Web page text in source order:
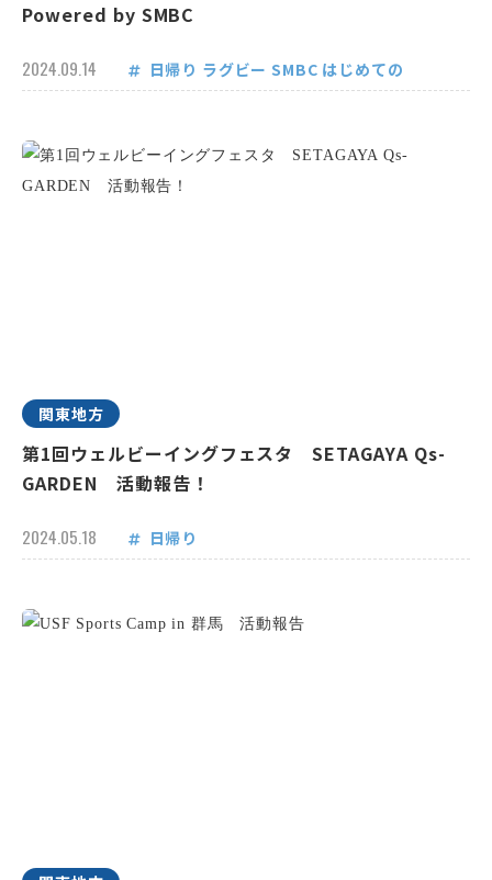
Powered by SMBC
2024.09.14 日帰り ラグビー SMBC はじめての
関東地方
第1回ウェルビーイングフェスタ SETAGAYA Qs-
GARDEN 活動報告！
2024.05.18 日帰り